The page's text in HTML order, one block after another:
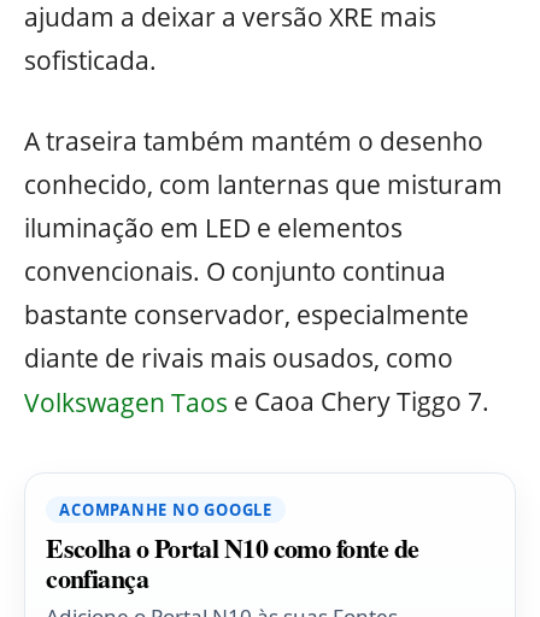
ajudam a deixar a versão XRE mais
sofisticada.
A traseira também mantém o desenho
conhecido, com lanternas que misturam
iluminação em LED e elementos
convencionais. O conjunto continua
bastante conservador, especialmente
diante de rivais mais ousados, como
Volkswagen Taos e Caoa Chery Tiggo 7.
ACOMPANHE NO GOOGLE
Escolha o Portal N10 como fonte de
confiança